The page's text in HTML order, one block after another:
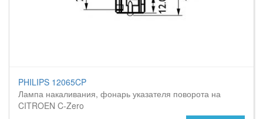
PHILIPS 12065CP
Лампа накаливания, фонарь указателя поворота на
CITROEN C-Zero